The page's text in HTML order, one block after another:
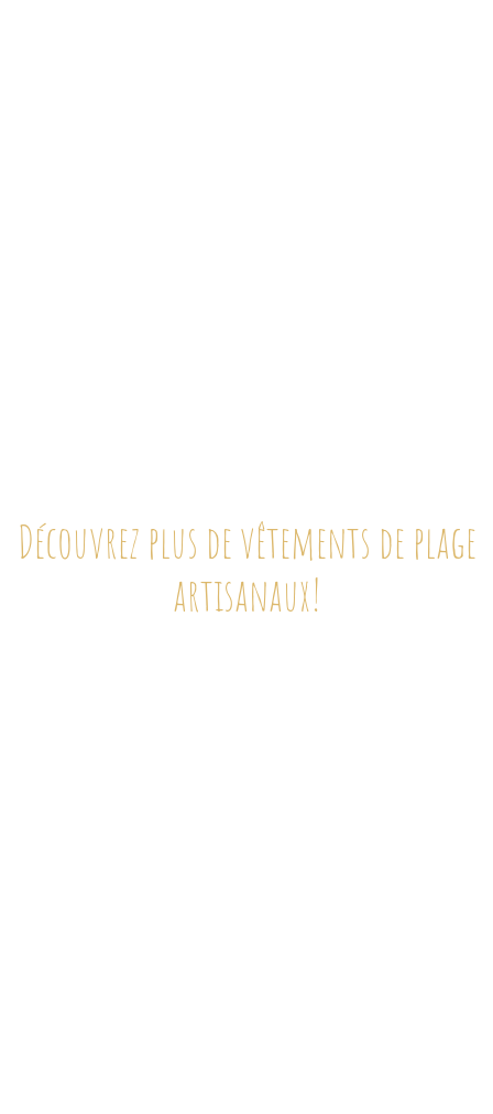
Découvrez plus de vêtements de plage
artisanaux!